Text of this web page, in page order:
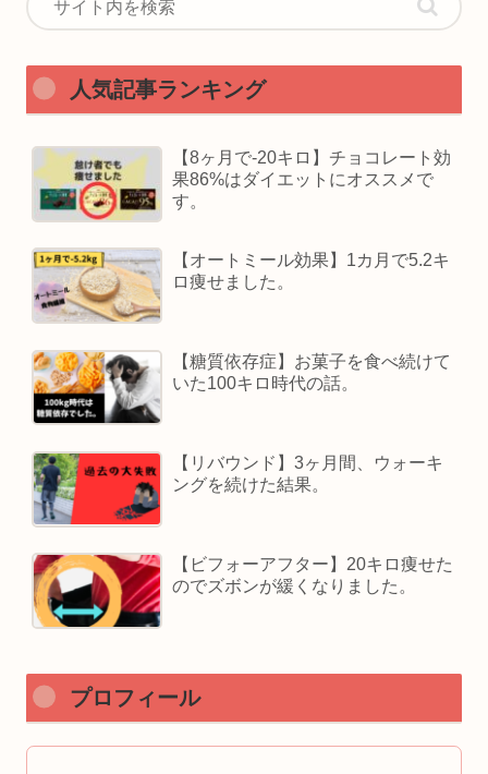
人気記事ランキング
【8ヶ月で-20キロ】チョコレート効
果86%はダイエットにオススメで
す。
【オートミール効果】1カ月で5.2キ
ロ痩せました。
【糖質依存症】お菓子を食べ続けて
いた100キロ時代の話。
【リバウンド】3ヶ月間、ウォーキ
ングを続けた結果。
【ビフォーアフター】20キロ痩せた
のでズボンが緩くなりました。
プロフィール